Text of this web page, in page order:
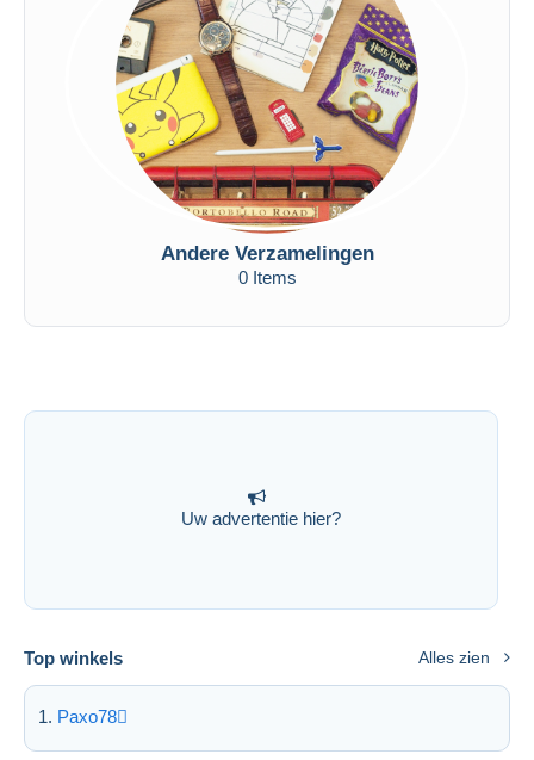
Uw advertentie hier?
Top winkels Alles zien
Paxo78
Andere Verzamelingen
0 Items